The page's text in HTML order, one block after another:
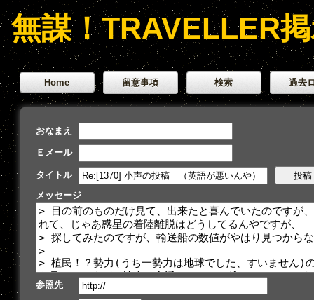
無謀！TRAVELLER
Home 留意事項 検索 過去
おなまえ
Ｅメール
タイトル
メッセージ
参照先